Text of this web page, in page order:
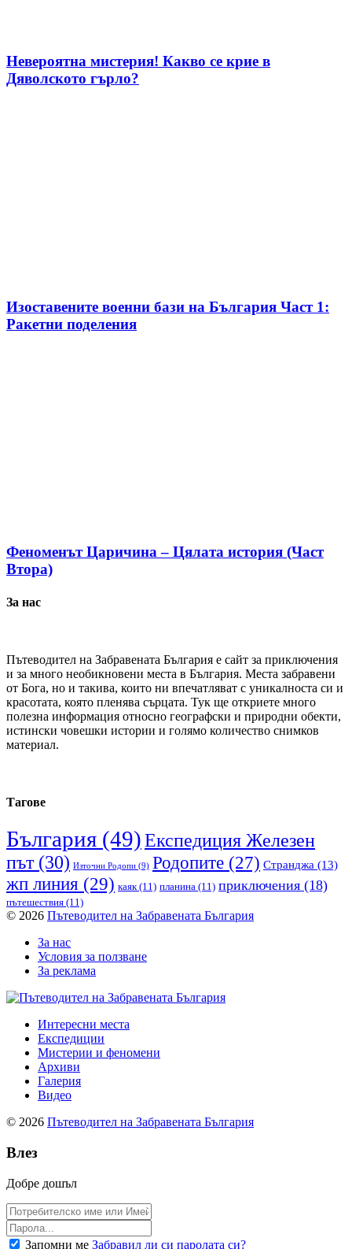
Невероятна мистерия! Какво се крие в
Дяволското гърло?
Изоставените военни бази на България Част 1:
Ракетни поделения
Феноменът Царичина – Цялата история (Част
Втора)
За нас
Пътеводител на Забравената България е сайт за приключения
и за много необикновени места в България. Места забравени
от Бога, но и такива, които ни впечатляват с уникалноста си и
красотата, която пленява сърцата. Тук ще откриете много
полезна информация относно географски и природни обекти,
истински човешки истории и голямо количество снимков
материал.
Тагове
България (49)Експедиция Железен
път(30) Източни Родопи (9) Родопите (27) Странджа (13)
жп линия (29) каяк(11) планина (11) приключения (18)
пътешествия (11)
© 2026 Пътеводител на Забравената България
За нас
Условия за ползване
За реклама
Интересни места
Експедиции
Мистерии и феномени
Архиви
Галерия
Видео
© 2026 Пътеводител на Забравената България
Влез
Добре дошъл
Запомни ме Забравил ли си паролата си?